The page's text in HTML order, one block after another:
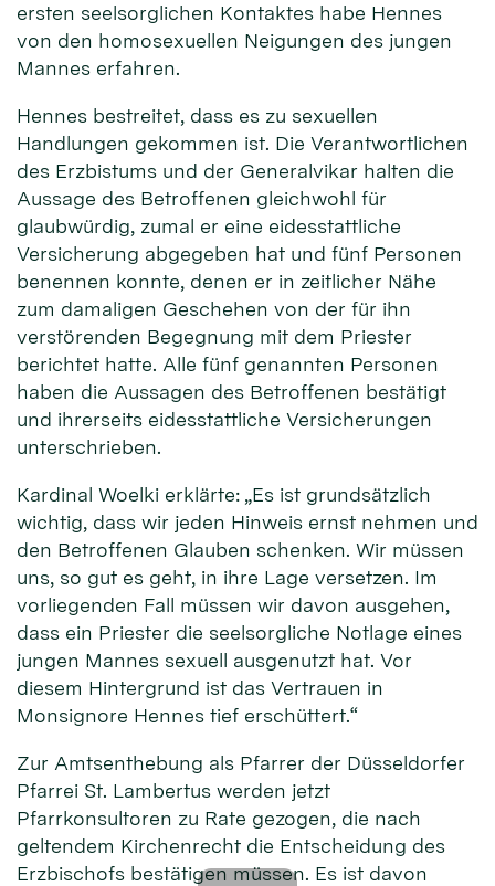
ersten seelsorglichen Kontaktes habe Hennes
von den homosexuellen Neigungen des jungen
Mannes erfahren.
Hennes bestreitet, dass es zu sexuellen
Handlungen gekommen ist. Die Verantwortlichen
des Erzbistums und der Generalvikar halten die
Aussage des Betroffenen gleichwohl für
glaubwürdig, zumal er eine eidesstattliche
Versicherung abgegeben hat und fünf Personen
benennen konnte, denen er in zeitlicher Nähe
zum damaligen Geschehen von der für ihn
verstörenden Begegnung mit dem Priester
berichtet hatte. Alle fünf genannten Personen
haben die Aussagen des Betroffenen bestätigt
und ihrerseits eidesstattliche Versicherungen
unterschrieben.
Kardinal Woelki erklärte: „Es ist grundsätzlich
wichtig, dass wir jeden Hinweis ernst nehmen und
den Betroffenen Glauben schenken. Wir müssen
uns, so gut es geht, in ihre Lage versetzen. Im
vorliegenden Fall müssen wir davon ausgehen,
dass ein Priester die seelsorgliche Notlage eines
jungen Mannes sexuell ausgenutzt hat. Vor
diesem Hintergrund ist das Vertrauen in
Monsignore Hennes tief erschüttert.“
Zur Amtsenthebung als Pfarrer der Düsseldorfer
Pfarrei St. Lambertus werden jetzt
Pfarrkonsultoren zu Rate gezogen, die nach
geltendem Kirchenrecht die Entscheidung des
Erzbischofs bestätigen müssen. Es ist davon